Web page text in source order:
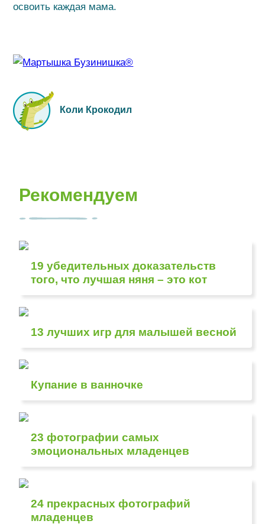
освоить каждая мама.
Коли Крокодил
Рекомендуем
19 убедительных доказательств
того, что лучшая няня – это кот
13 лучших игр для малышей весной
Купание в ванночке
23 фотографии самых
эмоциональных младенцев
24 прекрасных фотографий
младенцев